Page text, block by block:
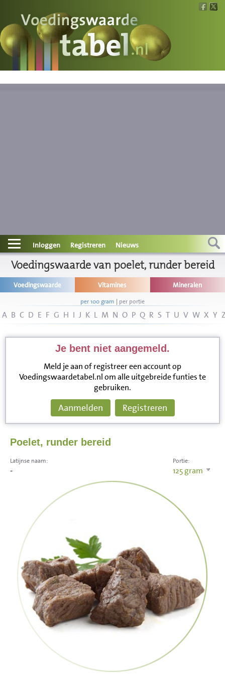
Voedingswaarde
Wat is wat?
Contact
Informatie
Disclaimer
Inloggen Registreren Nieuws
Voedingswaarde van poelet, runder bereid
Voedingswaarde Vitamines Mineralen
per 100 gram | per portie
A B C D E F G H I J K L M N O P Q R S T U V W X Y
Je bent niet aangemeld.
Meld je aan of registreer een account op
Voedingswaardetabel.nl om alle uitgebreide funties te
gebruiken.
Aanmelden Registreren
Poelet, runder bereid
Portie:
125gram
Latijnse naam:
-